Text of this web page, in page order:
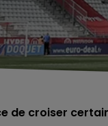
de croiser